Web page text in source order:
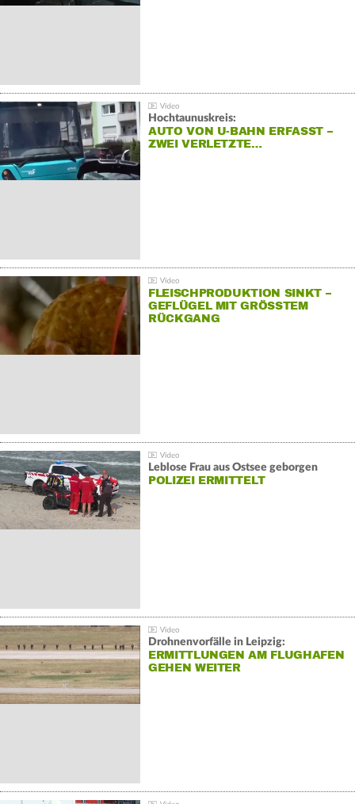
Hochtaunuskreis:
AUTO VON U-BAHN ERFASST –
ZWEI VERLETZTE…
FLEISCHPRODUKTION SINKT –
GEFLÜGEL MIT GRÖSSTEM R
ÜCKGANG
Leblose Frau aus Ostsee geborgen
POLIZEI ERMITTELT
Drohnenvorfälle in Leipzig:
ERMITTLUNGEN AM FLUGHAFEN
GEHEN WEITER